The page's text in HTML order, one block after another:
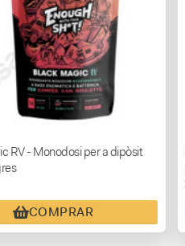
RV - Monodosi per a dipòsit
COMPRAR